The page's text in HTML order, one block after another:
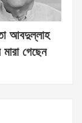
আবদুল্লাহ
গেছেন